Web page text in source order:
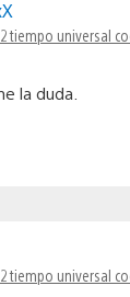
tiempo universal
la duda.
tiempo universal